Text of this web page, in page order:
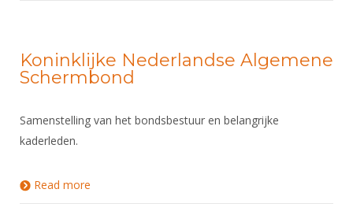
Koninklijke Nederlandse Algemene
Schermbond
Samenstelling van het bondsbestuur en belangrijke
kaderleden.
Read more